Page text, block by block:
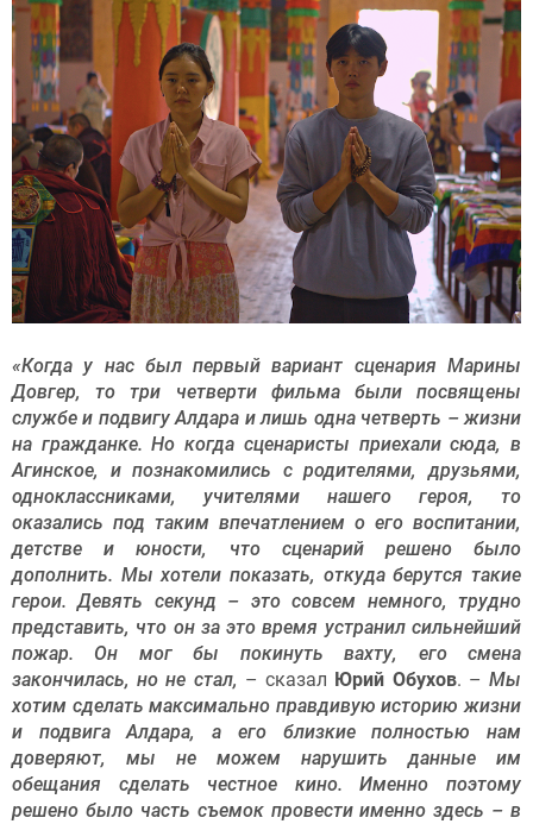
«Когда у нас был первый вариант сценария Марины
Довгер, то три четверти фильма были посвящены
службе и подвигу Алдара и лишь одна четверть – жизни
на гражданке. Но когда сценаристы приехали сюда, в
Агинское, и познакомились с родителями, друзьями,
одноклассниками, учителями нашего героя, то
оказались под таким впечатлением о его воспитании,
детстве и юности, что сценарий решено было
дополнить. Мы хотели показать, откуда берутся такие
герои. Девять секунд – это совсем немного, трудно
представить, что он за это время устранил сильнейший
пожар. Он мог бы покинуть вахту, его смена
закончилась, но не стал, – сказал Юрий Обухов. –Мы
хотим сделать максимально правдивую историю жизни
и подвига Алдара, а его близкие полностью нам
доверяют, мы не можем нарушить данные им
обещания сделать честное кино. Именно поэтому
решено было часть съемок провести именно здесь – в